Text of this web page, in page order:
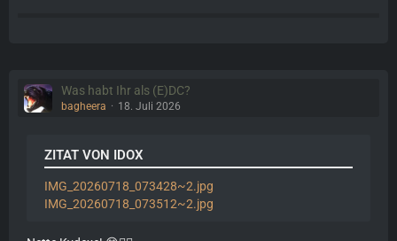
Was habt Ihr als (E)DC?
bagheera 18. Juli 2026
ZITAT VON IDOX
IMG_20260718_073428~2.jpg
IMG_20260718_073512~2.jpg